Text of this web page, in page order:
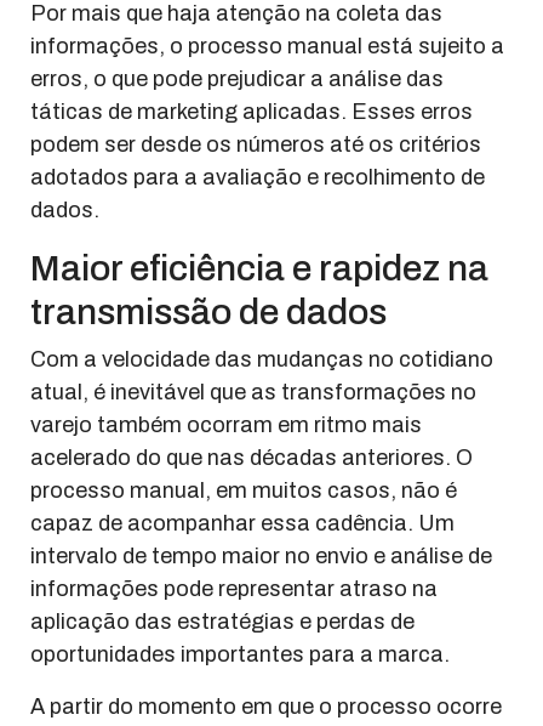
Por mais que haja atenção na coleta das
informações, o processo manual está sujeito a
erros, o que pode prejudicar a análise das
táticas de marketing aplicadas. Esses erros
podem ser desde os números até os critérios
adotados para a avaliação e recolhimento de
dados.
Maior eficiência e rapidez na
transmissão de dados
Com a velocidade das mudanças no cotidiano
atual, é inevitável que as transformações no
varejo também ocorram em ritmo mais
acelerado do que nas décadas anteriores. O
processo manual, em muitos casos, não é
capaz de acompanhar essa cadência. Um
intervalo de tempo maior no envio e análise de
informações pode representar atraso na
aplicação das estratégias e perdas de
oportunidades importantes para a marca.
A partir do momento em que o processo ocorre